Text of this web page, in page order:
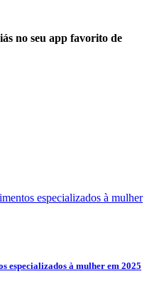
no seu app favorito de
especializados à mulher em 2025